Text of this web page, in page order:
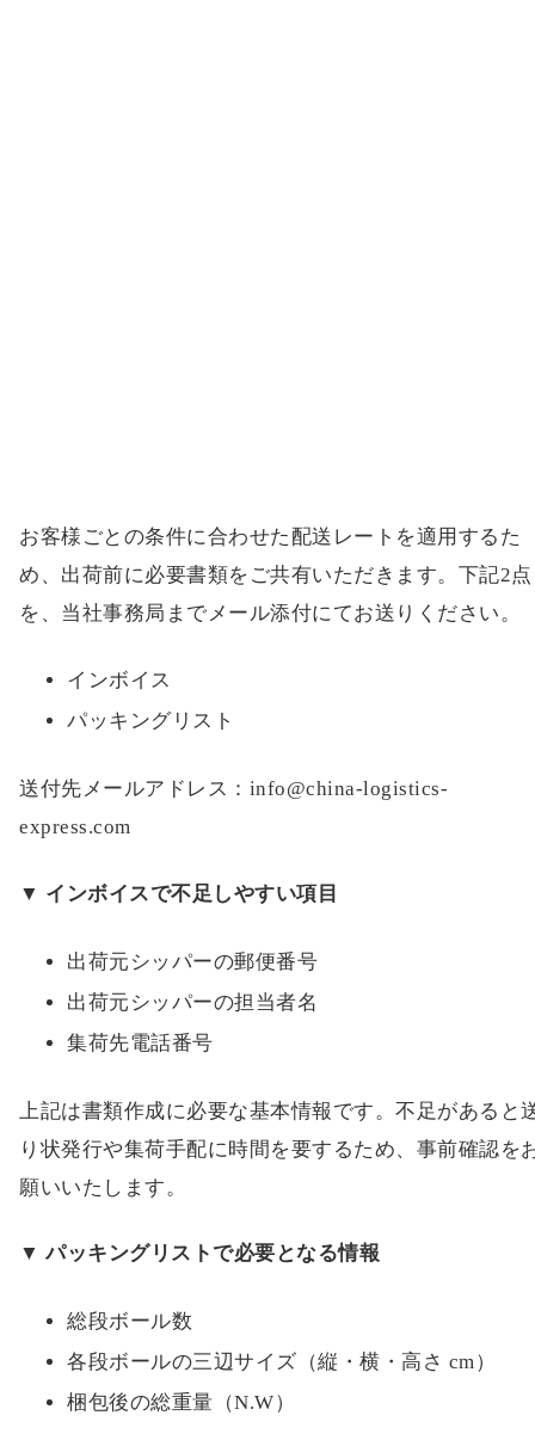
お客様ごとの条件に合わせた配送レートを適用するた
め、出荷前に必要書類をご共有いただきます。下記2点
を、当社事務局までメール添付にてお送りください。
インボイス
パッキングリスト
送付先メールアドレス：info@china-logistics-
express.com
▼ インボイスで不足しやすい項目
出荷元シッパーの郵便番号
出荷元シッパーの担当者名
集荷先電話番号
上記は書類作成に必要な基本情報です。不足があると
り状発行や集荷手配に時間を要するため、事前確認を
願いいたします。
▼ パッキングリストで必要となる情報
総段ボール数
各段ボールの三辺サイズ（縦・横・高さ cm）
梱包後の総重量（N.W）